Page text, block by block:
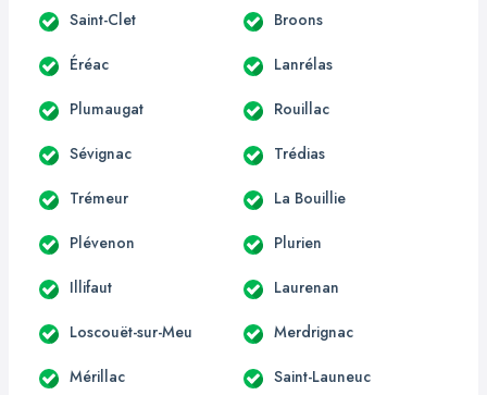
Saint-Clet Broons
Éréac Lanrélas
Plumaugat Rouillac
Sévignac Trédias
Trémeur La Bouillie
Plévenon Plurien
Illifaut Laurenan
Loscouët-sur-Meu Merdrignac
Mérillac Saint-Launeuc